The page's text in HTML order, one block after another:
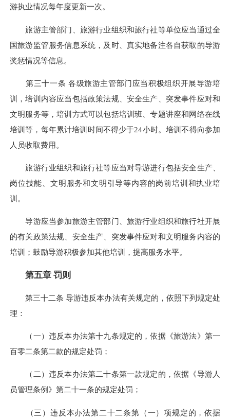
游执业情况每年度更新一次。
旅游主管部门、旅游行业组织和旅行社等单位应当通过全
国旅游监管服务信息系统，及时、真实地备注各自获取的导游
奖惩情况等信息。
第三十一条 各级旅游主管部门应当积极组织开展导游培
训，培训内容应当包括政策法规、安全生产、突发事件应对和
文明服务等，培训方式可以包括培训班、专题讲座和网络在线
培训等，每年累计培训时间不得少于24小时。培训不得向参加
人员收取费用。
旅游行业组织和旅行社等应当对导游进行包括安全生产、
岗位技能、文明服务和文明引导等内容的岗前培训和执业培
训。
导游应当参加旅游主管部门、旅游行业组织和旅行社开展
的有关政策法规、安全生产、突发事件应对和文明服务内容的
培训；鼓励导游积极参加其他培训，提高服务水平。
第五章 罚则
第三十二条 导游违反本办法有关规定的，依照下列规定处
理：
（一）违反本办法第十九条规定的，依据《旅游法》第一
百零二条第二款的规定处罚；
（二）违反本办法第二十条第一款规定的，依据《导游人
员管理条例》第二十一条的规定处罚；
（三）违反本办法第二十二条第（一）项规定的，依据